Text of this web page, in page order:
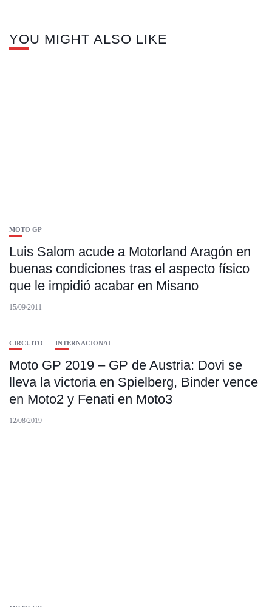
YOU MIGHT ALSO LIKE
MOTO GP
Luis Salom acude a Motorland Aragón en
buenas condiciones tras el aspecto físico
que le impidió acabar en Misano
15/09/2011
CIRCUITO INTERNACIONAL
Moto GP 2019 – GP de Austria: Dovi se
lleva la victoria en Spielberg, Binder vence
en Moto2 y Fenati en Moto3
12/08/2019